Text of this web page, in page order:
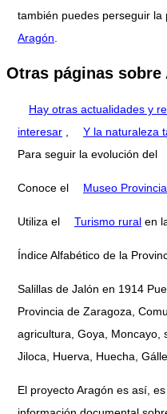
también puedes perseguir la
Aragón
Otras páginas
Hay otras actualidades y
interesar
Y la naturaleza
Para seguir la evolución del
Conoce el Museo
Utiliza el Turismo rural en
Índice Alfabético de la
Salillas de Jalón en 1914
Provincia de Zaragoza,
agricultura, Goya, Moncayo,
Jiloca, Huerva, Huecha,
El proyecto Aragón es así,